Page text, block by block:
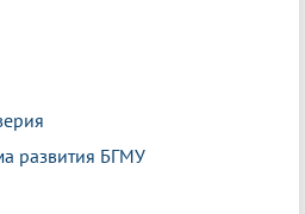
развития БГМУ